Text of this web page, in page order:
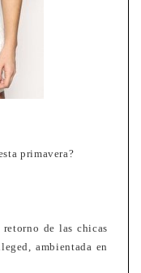
primavera?
de las chicas
ambientada en